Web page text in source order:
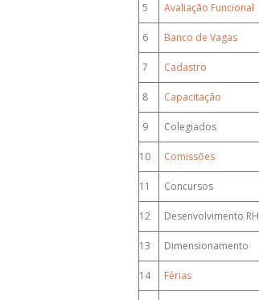
5 Avaliação Funcional
6 Banco de Vagas
7 Cadastro
8 Capacitação
9 Colegiados
10 Comissões
11 Concursos
12 Desenvolvimento RH
13 Dimensionamento
14 Férias